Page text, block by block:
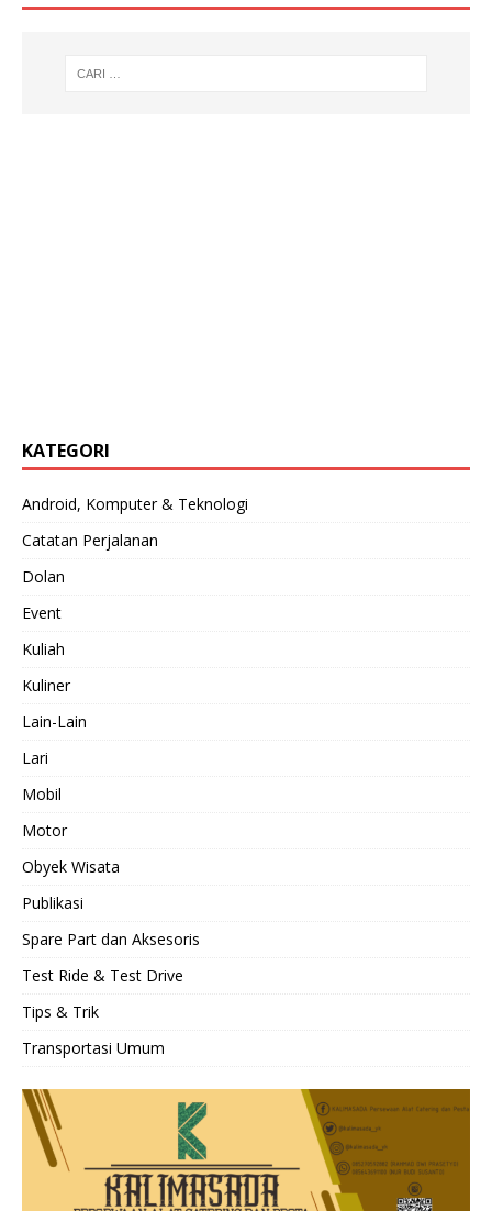
KATEGORI
Android, Komputer & Teknologi
Catatan Perjalanan
Dolan
Event
Kuliah
Kuliner
Lain-Lain
Lari
Mobil
Motor
Obyek Wisata
Publikasi
Spare Part dan Aksesoris
Test Ride & Test Drive
Tips & Trik
Transportasi Umum